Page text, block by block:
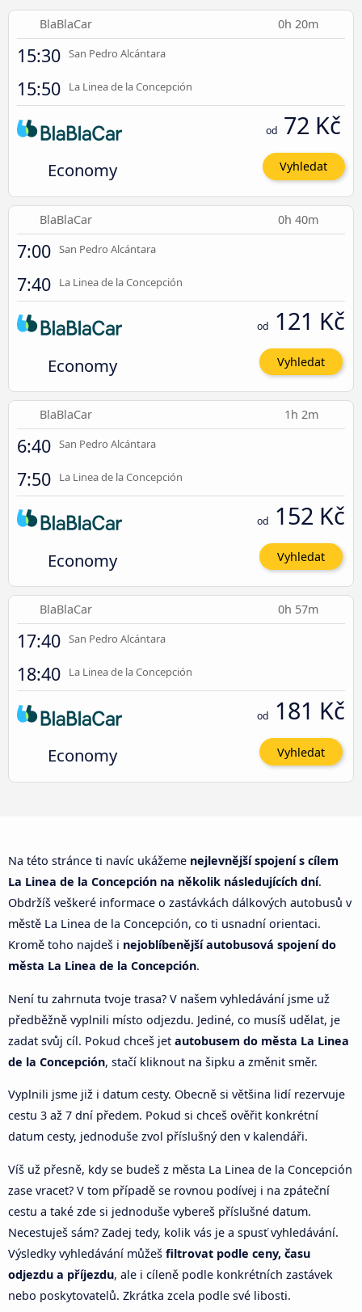
BlaBlaCar 0h 20m
15:30 San Pedro Alcántara
15:50 La Linea de la Concepción
Economy
od 72 Kč
Vyhledat
BlaBlaCar 0h 40m
7:00 San Pedro Alcántara
7:40 La Linea de la Concepción
Economy
od 121 Kč
Vyhledat
BlaBlaCar 1h 2m
6:40 San Pedro Alcántara
7:50 La Linea de la Concepción
Economy
od 152 Kč
Vyhledat
BlaBlaCar 0h 57m
17:40 San Pedro Alcántara
18:40 La Linea de la Concepción
Economy
od 181 Kč
Vyhledat
Na této stránce ti navíc ukážeme nejlevnější spojení s cílem
La Linea de la Concepción na několik následujících dní.
Obdržíš veškeré informace o zastávkách dálkových autobusů v
městě La Linea de la Concepción, co ti usnadní orientaci.
Kromě toho najdeš i nejoblíbenější autobusová spojení do
města La Linea de la Concepción.
Není tu zahrnuta tvoje trasa? V našem vyhledávání jsme už
předběžně vyplnili místo odjezdu. Jediné, co musíš udělat, je
zadat svůj cíl. Pokud chceš jet autobusem do města La Linea
de la Concepción, stačí kliknout na šipku a změnit směr.
Vyplnili jsme již i datum cesty. Obecně si většina lidí rezervuje
cestu 3 až 7 dní předem. Pokud si chceš ověřit konkrétní
datum cesty, jednoduše zvol příslušný den v kalendáři.
Víš už přesně, kdy se budeš z města La Linea de la Concepción
zase vracet? V tom případě se rovnou podívej i na zpáteční
cestu a také zde si jednoduše vybereš příslušné datum.
Necestuješ sám? Zadej tedy, kolik vás je a spusť vyhledávání.
Výsledky vyhledávání můžeš filtrovat podle ceny, času
odjezdu a příjezdu, ale i cíleně podle konkrétních zastávek
nebo poskytovatelů. Zkrátka zcela podle své libosti.